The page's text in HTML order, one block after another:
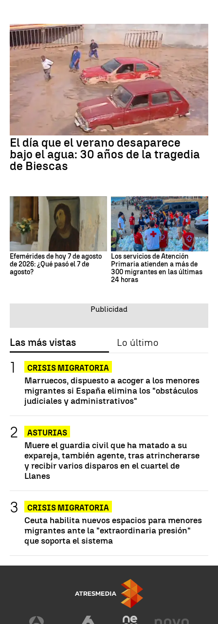
El día que el verano desaparece
bajo el agua: 30 años de la tragedia
de Biescas
Efemérides de hoy 7 de agosto
de 2026: ¿Qué pasó el 7 de
agosto?
Los servicios de Atención
Primaria atienden a más de
300 migrantes en las últimas
24 horas
Las más vistas Lo último
CRISIS MIGRATORIA
Marruecos, dispuesto a acoger a los menores
migrantes si España elimina los "obstáculos
judiciales y administrativos"
ASTURIAS
Muere el guardia civil que ha matado a su
expareja, también agente, tras atrincherarse
y recibir varios disparos en el cuartel de
Llanes
CRISIS MIGRATORIA
Ceuta habilita nuevos espacios para menores
migrantes ante la "extraordinaria presión"
que soporta el sistema